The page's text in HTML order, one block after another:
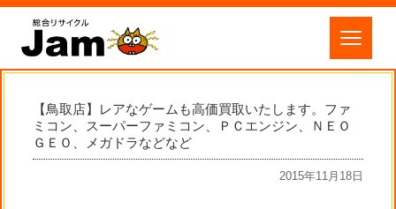
【鳥取店】レアなゲームも高価買取いたします。ファ
ミコン、スーパーファミコン、ＰＣエンジン、ＮＥＯ
ＧＥＯ、メガドラなどなど
2015年11月18日